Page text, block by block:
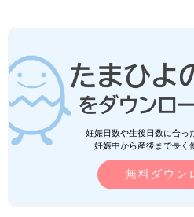
妊娠日数や生後日数に合っ
妊娠中から産後まで長く
無料ダウン